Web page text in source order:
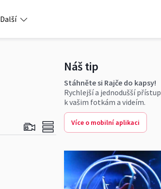
Další
Náš tip
Stáhněte si Rajče do kapsy!
Rychlejší a jednodušší přístup
k vašim fotkám a videím.
Více o mobilní aplikaci